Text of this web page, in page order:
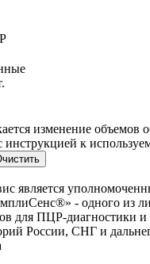
изменение объемов
инструкцией к
является
- одного из
для ПЦР-диагностики и
России, СНГ и